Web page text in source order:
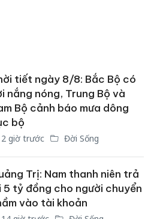
tiết ngày 8/8: Bắc Bộ có
nắng nóng, Trung Bộ và
Bộ cảnh báo mưa dông
bộ
2 giờ trước Đời Sống
Trị: Nam thanh niên trả
5 tỷ đồng cho người chuyển
vào tài khoản